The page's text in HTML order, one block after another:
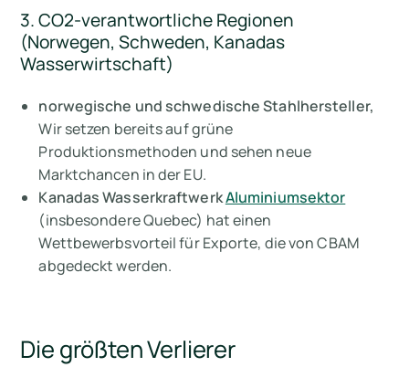
3. CO2-verantwortliche Regionen
(Norwegen, Schweden, Kanadas
Wasserwirtschaft)
norwegische und schwedische Stahlhersteller,
Wir setzen bereits auf grüne
Produktionsmethoden und sehen neue
Marktchancen in der EU.
Kanadas WasserkraftwerkAluminiumsektor
(insbesondere Quebec) hat einen
Wettbewerbsvorteil für Exporte, die von CBAM
abgedeckt werden.
Die größten Verlierer